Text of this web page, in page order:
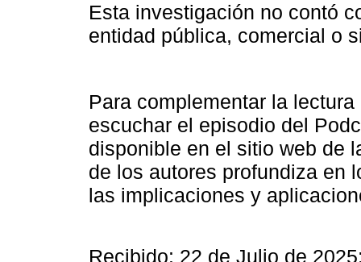
Esta investigación no contó
entidad pública, comercial o
Para complementar la
escuchar el episodio del
disponible en el sitio web de
de los autores profundiza en
las implicaciones y
Recibido: 22 de Julio de